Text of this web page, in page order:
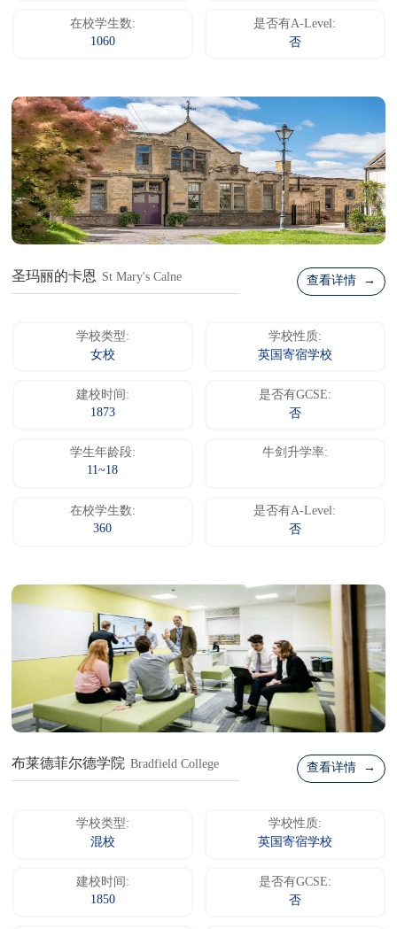
在校学生数:
1060
是否有A-Level:
否
圣玛丽的卡恩 St Mary's Calne 查看详情 →
学校类型:
女校
学校性质:
英国寄宿学校
建校时间:
1873
是否有GCSE:
否
学生年龄段:
11~18
牛剑升学率:
在校学生数:
360
是否有A-Level:
否
布莱德菲尔德学院 Bradfield College 查看详情 →
学校类型:
混校
学校性质:
英国寄宿学校
建校时间:
1850
是否有GCSE:
否